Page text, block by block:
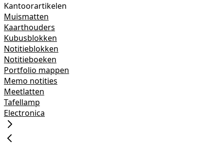
Kantoorartikelen
Muismatten
Kaarthouders
Kubusblokken
Notitieblokken
Notitieboeken
Portfolio mappen
Memo notities
Meetlatten
Tafellamp
Electronica